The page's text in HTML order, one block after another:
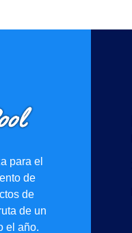
para el
de
de
de un
el año.